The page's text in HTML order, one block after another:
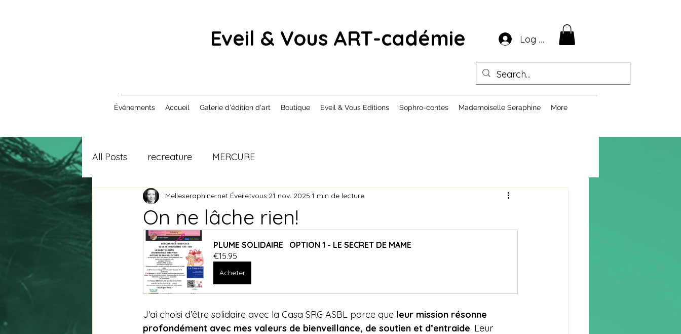
Eveil & Vous ART-cadémie Log In
Événements Accueil Galerie d'édition d'art Boutique Eveil & Vous Editions Sophro-contes Mademoiselle Seraphine More
All Posts recreature MERCURE
On ne lâche rien!
Melleseraphine-net Éveiletvous 21 nov. 2025 1 min de lecture
PLUME SOLIDAIRE   OPTION 1 - LE SECRET DE MAME
€15.95
Acheter
J'ai choisi d’être solidaire avec la Casa SRG ASBL parce que leur mission résonne
profondément avec mes valeurs de bienveillance, de soutien et d’entraide. Leur